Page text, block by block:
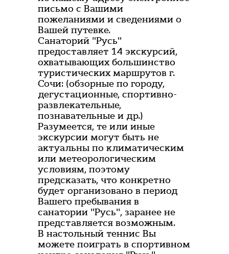
письмо с Вашими
пожеланиями и сведениями о
Вашей путевке.
Санаторий "Русь"
предоставляет 14 экскурсий,
охватывающих большинство
туристических маршрутов г.
Сочи: (обзорные по городу,
дегустационные, спортивно-
развлекательные,
познавательные и др.)
Разумеется, те или иные
экскурсии могут быть не
актуальны по климатическим
или метеорологическим
условиям, поэтому
предсказать, что конкретно
будет организовано в период
Вашего пребывания в
санатории "Русь", заранее не
представляется возможным.
В настольный теннис Вы
можете поиграть в спортивном